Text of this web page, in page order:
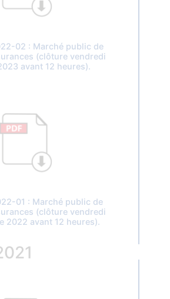
02 : Marché public de
(clôture vendredi
avant 12 heures).
01 : Marché public de
(clôture vendredi
2022 avant 12 heures).